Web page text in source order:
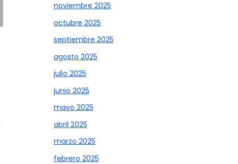
noviembre 2025
octubre 2025
septiembre 2025
agosto 2025
julio 2025
junio 2025
mayo 2025
abril 2025
marzo 2025
febrero 2025